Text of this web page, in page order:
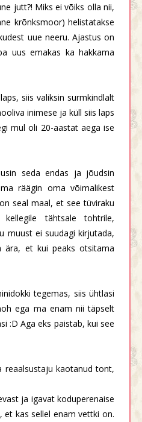
jutt?! Miks ei võiks olla nii,
krõnksmoor) helistatakse
uue neeru. Ajastus on
uus emakas ka hakkama
siis valiksin surmkindlalt
inimese ja küll siis laps
mul oli 20-aastat aega ise
seda endas ja jõudsin
räägin oma võimalikest
seal maal, et see tüviraku
tähtsale tohtrile,
muust ei suudagi kirjutada,
ära, et kui peaks otsitama
tegemas, siis ühtlasi
ega ma enam nii täpselt
:D Aga eks paistab, kui see
kaotanud tont,
ja igavat koduperenaise
et kas sellel enam vettki on.